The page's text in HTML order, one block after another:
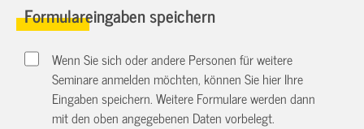
Formulareingaben speichern
Wenn Sie sich oder andere Personen für weitere
Seminare anmelden möchten, können Sie hier Ihre
Eingaben speichern. Weitere Formulare werden dann
mit den oben angegebenen Daten vorbelegt.